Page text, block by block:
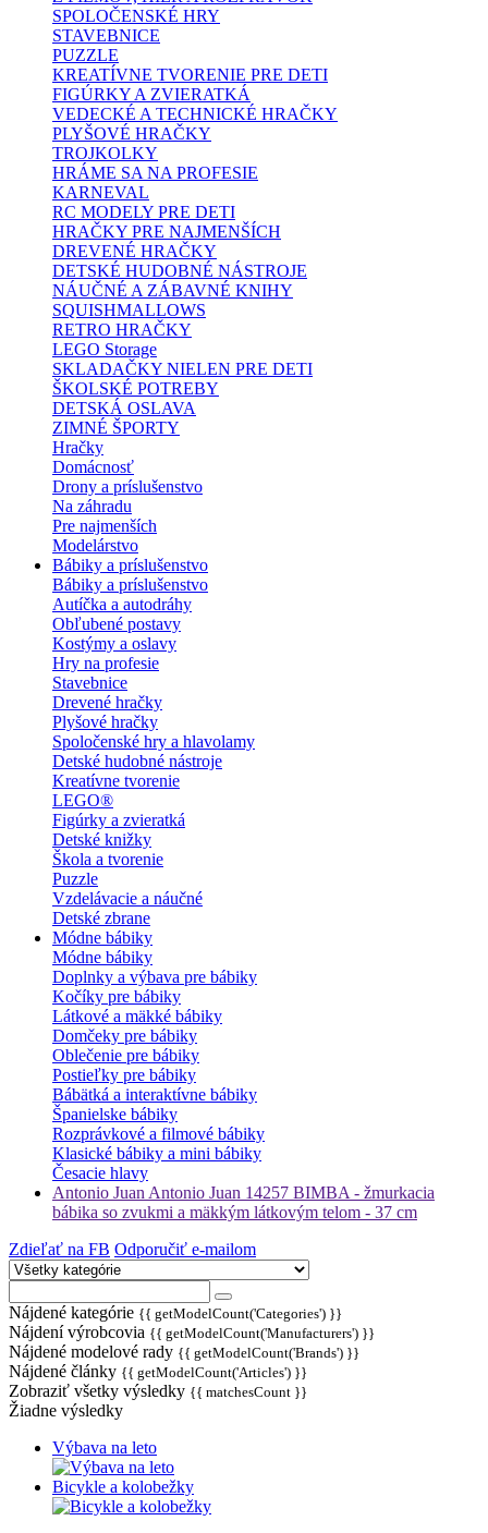
SPOLOČENSKÉ HRY
STAVEBNICE
PUZZLE
KREATÍVNE TVORENIE PRE DETI
FIGÚRKY A ZVIERATKÁ
VEDECKÉ A TECHNICKÉ HRAČKY
PLYŠOVÉ HRAČKY
TROJKOLKY
HRÁME SA NA PROFESIE
KARNEVAL
RC MODELY PRE DETI
HRAČKY PRE NAJMENŠÍCH
DREVENÉ HRAČKY
DETSKÉ HUDOBNÉ NÁSTROJE
NÁUČNÉ A ZÁBAVNÉ KNIHY
SQUISHMALLOWS
RETRO HRAČKY
LEGO Storage
SKLADAČKY NIELEN PRE DETI
ŠKOLSKÉ POTREBY
DETSKÁ OSLAVA
ZIMNÉ ŠPORTY
Hračky
Domácnosť
Drony a príslušenstvo
Na záhradu
Pre najmenších
Modelárstvo
Bábiky a príslušenstvo
Bábiky a príslušenstvo
Autíčka a autodráhy
Obľubené postavy
Kostýmy a oslavy
Hry na profesie
Stavebnice
Drevené hračky
Plyšové hračky
Spoločenské hry a hlavolamy
Detské hudobné nástroje
Kreatívne tvorenie
LEGO®
Figúrky a zvieratká
Detské knižky
Škola a tvorenie
Puzzle
Vzdelávacie a náučné
Detské zbrane
Módne bábiky
Módne bábiky
Doplnky a výbava pre bábiky
Kočíky pre bábiky
Látkové a mäkké bábiky
Domčeky pre bábiky
Oblečenie pre bábiky
Postieľky pre bábiky
Bábätká a interaktívne bábiky
Španielske bábiky
Rozprávkové a filmové bábiky
Klasické bábiky a mini bábiky
Česacie hlavy
Antonio Juan Antonio Juan 14257 BIMBA - žmurkacia
bábika so zvukmi a mäkkým látkovým telom - 37 cm
Zdieľať na FB Odporučiť e-mailom
Nájdené kategórie {{ getModelCount('Categories') }}
Nájdení výrobcovia {{ getModelCount('Manufacturers') }}
Nájdené modelové rady {{ getModelCount('Brands') }}
Nájdené články {{ getModelCount('Articles') }}
Zobraziť všetky výsledky {{ matchesCount }}
Žiadne výsledky
Výbava na leto
Bicykle a kolobežky